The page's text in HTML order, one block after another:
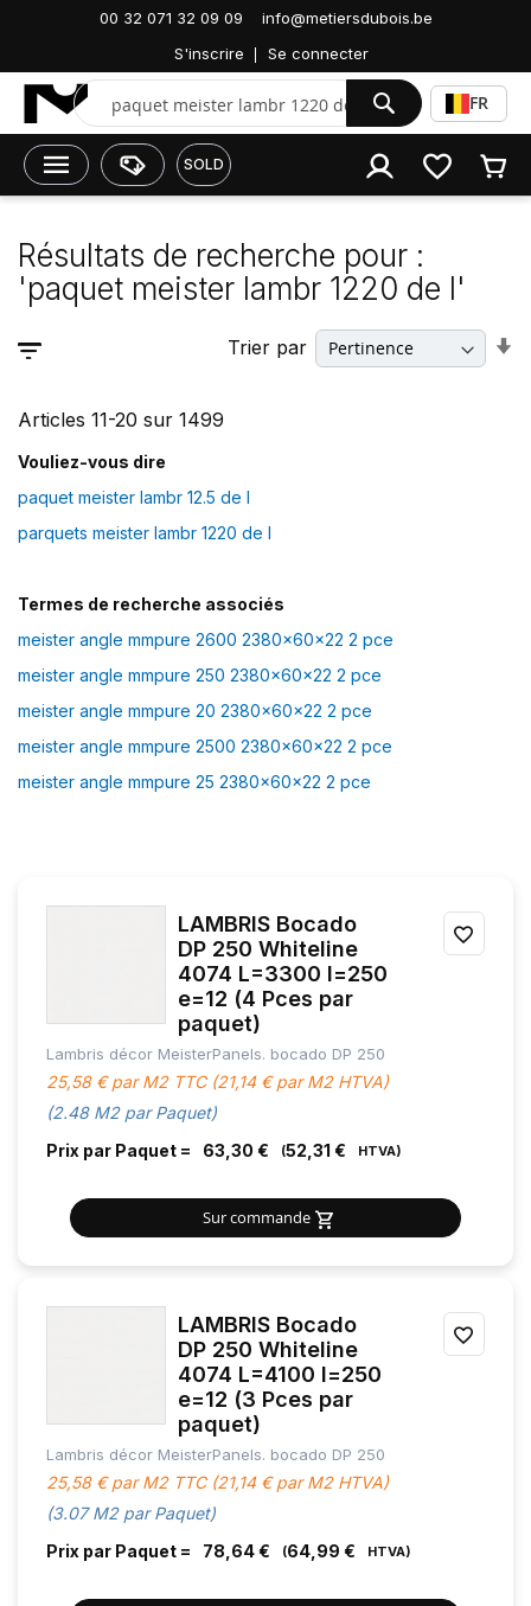
00 32 071 32 09 09
info@metiersdubois.be
S'inscrire
Se connecter
ChercherFR
SOLD
Résultats de recherche pour : 'paquet meister lambr
1220 de l'
Résultats de recherche pour :
'paquet meister lambr 1220 de l'
Articles 11-20 sur 1499
Trier par
Vouliez-vous dire
paquet meister lambr 12.5 de l
parquets meister lambr 1220 de l
Termes de recherche associés
meister angle mmpure 2600 2380x60x22 2 pce
meister angle mmpure 250 2380x60x22 2 pce
meister angle mmpure 20 2380x60x22 2 pce
meister angle mmpure 2500 2380x60x22 2 pce
meister angle mmpure 25 2380x60x22 2 pce
LAMBRIS Bocado
DP 250 Whiteline
4074 L=3300 l=250
e=12 (4 Pces par
paquet)
Lambris décor MeisterPanels. bocado DP 250
25,58 € par M2 TTC (21,14 € par M2 HTVA)
(2.48 M2 par Paquet)
Prix par Paquet =
63,30 € 52,31 €
Sur commande
LAMBRIS Bocado
DP 250 Whiteline
4074 L=4100 l=250
e=12 (3 Pces par
paquet)
Lambris décor MeisterPanels. bocado DP 250
25,58 € par M2 TTC (21,14 € par M2 HTVA)
(3.07 M2 par Paquet)
Prix par Paquet =
78,64 € 64,99 €